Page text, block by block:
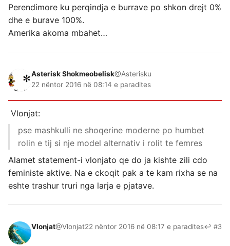
Perendimore ku perqindja e burrave po shkon drejt 0%
dhe e burave 100%.
Amerika akoma mbahet…
Asterisk Shokmeobelisk@Asterisku
22 nëntor 2016 në 08:14 e paradites
Vlonjat:
pse mashkulli ne shoqerine moderne po humbet
rolin e tij si nje model alternativ i rolit te femres
Alamet statement-i vlonjato qe do ja kishte zili cdo
feministe aktive. Na e ckoqit pak a te kam rixha se na
eshte trashur truri nga larja e pjatave.
Vlonjat@Vlonjat22 nëntor 2016 në 08:17 e paradites↩ #3